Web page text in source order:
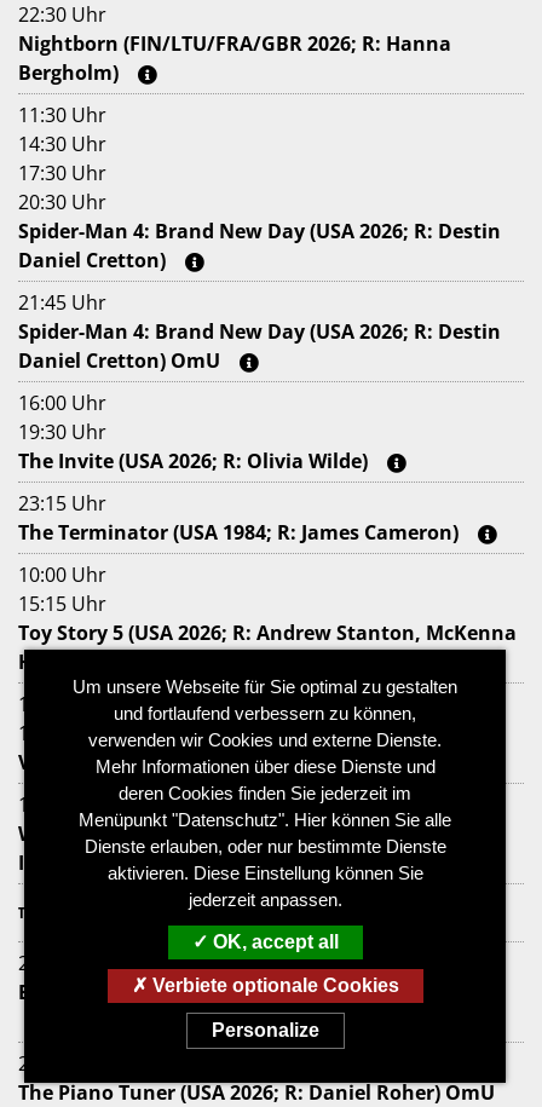
22:30 Uhr
Nightborn (FIN/LTU/FRA/GBR 2026; R: Hanna
Bergholm)
11:30 Uhr
14:30 Uhr
17:30 Uhr
20:30 Uhr
Spider-Man 4: Brand New Day (USA 2026; R: Destin
Daniel Cretton)
21:45 Uhr
Spider-Man 4: Brand New Day (USA 2026; R: Destin
Daniel Cretton) OmU
16:00 Uhr
19:30 Uhr
The Invite (USA 2026; R: Olivia Wilde)
23:15 Uhr
The Terminator (USA 1984; R: James Cameron)
10:00 Uhr
15:15 Uhr
Toy Story 5 (USA 2026; R: Andrew Stanton, McKenna
Harris)
10:45 Uhr
14:00 Uhr
Vaiana (USA 2026; R: Thomas Kail)
16:30 Uhr
Was haben wir gelacht (DEU 2026; R: Eva Müller,
Isabel Schneider)
THALIA-KINO
20:15 Uhr
Bitteres Fest (ESP 2026; R: Pedro Almodóvar) OmU
22:15 Uhr
The Piano Tuner (USA 2026; R: Daniel Roher) OmU
Um unsere Webseite für Sie optimal zu gestalten
und fortlaufend verbessern zu können,
verwenden wir Cookies und externe Dienste.
Mehr Informationen über diese Dienste und
deren Cookies finden Sie jederzeit im
Menüpunkt "Datenschutz". Hier können Sie alle
Dienste erlauben, oder nur bestimmte Dienste
aktivieren. Diese Einstellung können Sie
jederzeit anpassen.
OK, accept all
Verbiete optionale Cookies
Personalize